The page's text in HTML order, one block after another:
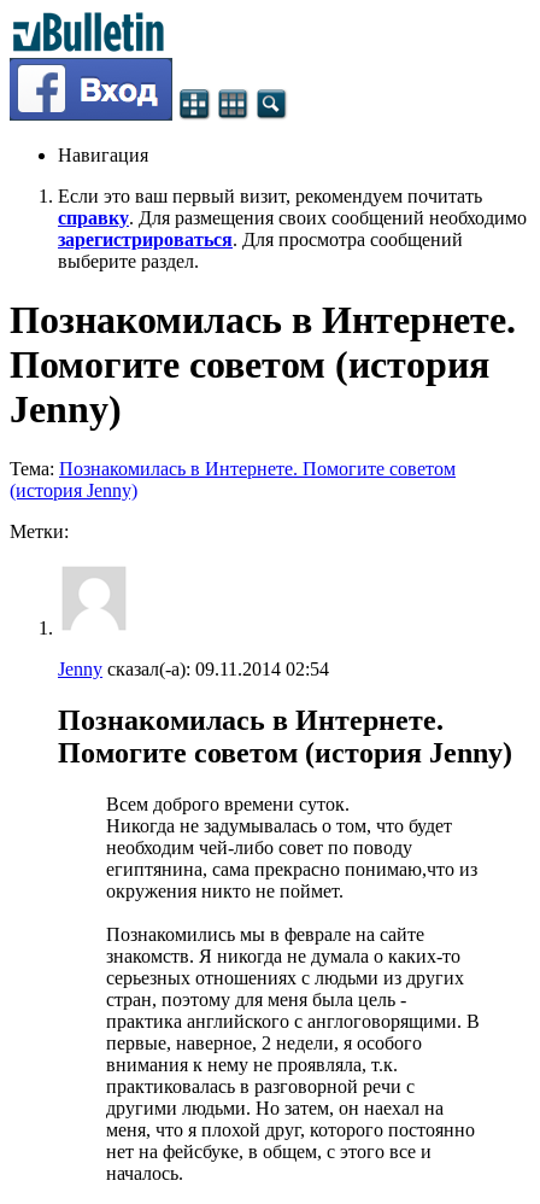
Навигация
Если это ваш первый визит, рекомендуем почитать
справку. Для размещения своих сообщений необходимо
зарегистрироваться. Для просмотра сообщений
выберите раздел.
Познакомилась в Интернете.
Помогите советом (история
Jenny)
Тема: Познакомилась в Интернете. Помогите советом
(история Jenny)
Метки:
Jenny сказал(-а): 09.11.2014 02:54
Познакомилась в Интернете.
Помогите советом (история Jenny)
Всем доброго времени суток.
Никогда не задумывалась о том, что будет
необходим чей-либо совет по поводу
египтянина, сама прекрасно понимаю,что из
окружения никто не поймет.
Познакомились мы в феврале на сайте
знакомств. Я никогда не думала о каких-то
серьезных отношениях с людьми из других
стран, поэтому для меня была цель -
практика английского с англоговорящими. В
первые, наверное, 2 недели, я особого
внимания к нему не проявляла, т.к.
практиковалась в разговорной речи с
другими людьми. Но затем, он наехал на
меня, что я плохой друг, которого постоянно
нет на фейсбуке, в общем, с этого все и
началось.